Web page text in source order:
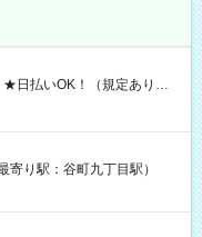
はコンビニATMから 日払
寄り駅：谷町九丁目駅）